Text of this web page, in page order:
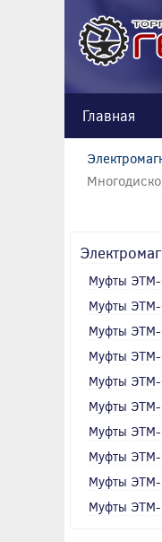
Главная
Муфты ЭТМ-
Муфты ЭТМ-
Муфты ЭТМ-
Муфты ЭТМ-
Муфты ЭТМ-
Муфты ЭТМ-
Муфты ЭТМ-
Муфты ЭТМ-
Муфты ЭТМ-
Муфты ЭТМ-